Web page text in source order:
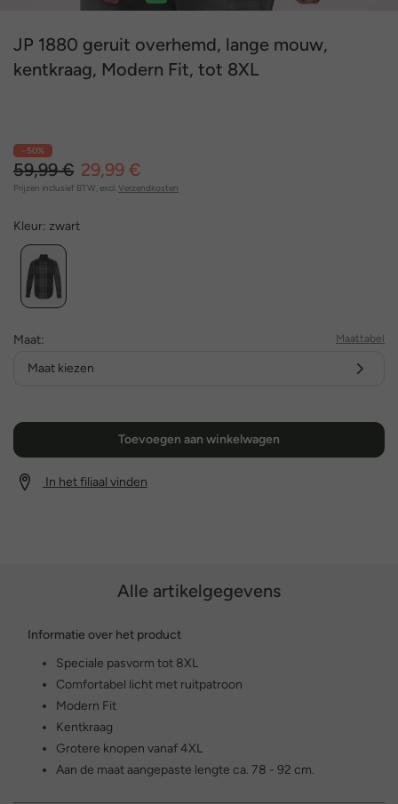
JP 1880 geruit overhemd, lange mouw,
kentkraag, Modern Fit, tot 8XL
- 50%
59,99 € 29,99 €
Prijzen inclusief BTW, excl. Verzendkosten
Kleur: zwart
Maat: Maattabel
Maat kiezen
Toevoegen aan winkelwagen
In het filiaal vinden
Alle artikelgegevens
Informatie over het product
Speciale pasvorm tot 8XL
Comfortabel licht met ruitpatroon
Modern Fit
Kentkraag
Grotere knopen vanaf 4XL
Aan de maat aangepaste lengte ca. 78 - 92 cm.